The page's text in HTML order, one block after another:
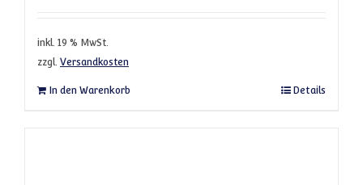
inkl. 19 % MwSt.
zzgl. Versandkosten
In den Warenkorb Details